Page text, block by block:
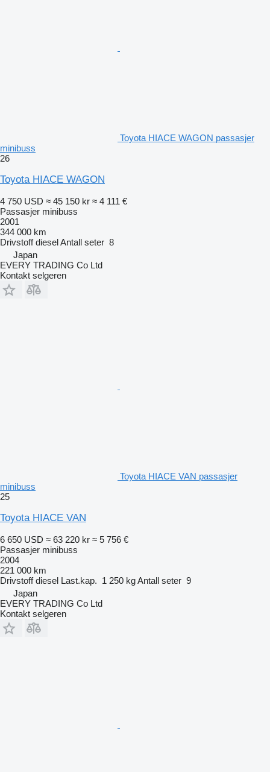
Toyota HIACE WAGON passasjer
minibuss
26
Toyota HIACE WAGON
4 750 USD ≈ 45 150 kr ≈ 4 111 €
Passasjer minibuss
2001
344 000 km
Drivstoff dieselAntall seter 8
Japan
EVERY TRADING Co Ltd
Kontakt selgeren
Toyota HIACE VAN passasjer
minibuss
25
Toyota HIACE VAN
6 650 USD ≈ 63 220 kr ≈ 5 756 €
Passasjer minibuss
2004
221 000 km
Drivstoff diesel Last.kap. 1 250 kgAntall seter 9
Japan
EVERY TRADING Co Ltd
Kontakt selgeren